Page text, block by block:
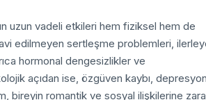
uzun vadeli etkileri hem fiziksel hem de
edilmeyen sertleşme problemleri,
hormonal dengesizlikler ve
açıdan ise, özgüven kaybı, depresyon
bireyin romantik ve sosyal ilişkilerine